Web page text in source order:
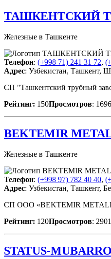
ТАШКЕНТСКИЙ
Железные в Ташкенте
Телефон: (+998 71) 241 31 72,
Адрес: Узбекистан, Ташкент,
СП "Ташкентский трубный
Рейтинг: 150Просмотров:
BEKTEMIR
Железные в Ташкенте
Телефон: (+998 97) 782 40 40,
Адрес: Узбекистан, Ташкент,
СП ООО «BEKTEMIR METALL
Рейтинг: 120Просмотров: 2901
STATUS-MUBARRO